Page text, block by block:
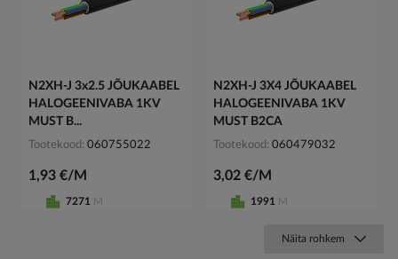
N2XH-J 3x2.5 JÕUKAABEL
HALOGEENIVABA 1KV
MUST B...
Tootekood 060755022
1,93 €/M
7271 M
N2XH-J 3X4 JÕUKAABEL
HALOGEENIVABA 1KV
MUST B2CA
Tootekood 060479032
3,02 €/M
1991 M
Näita rohkem